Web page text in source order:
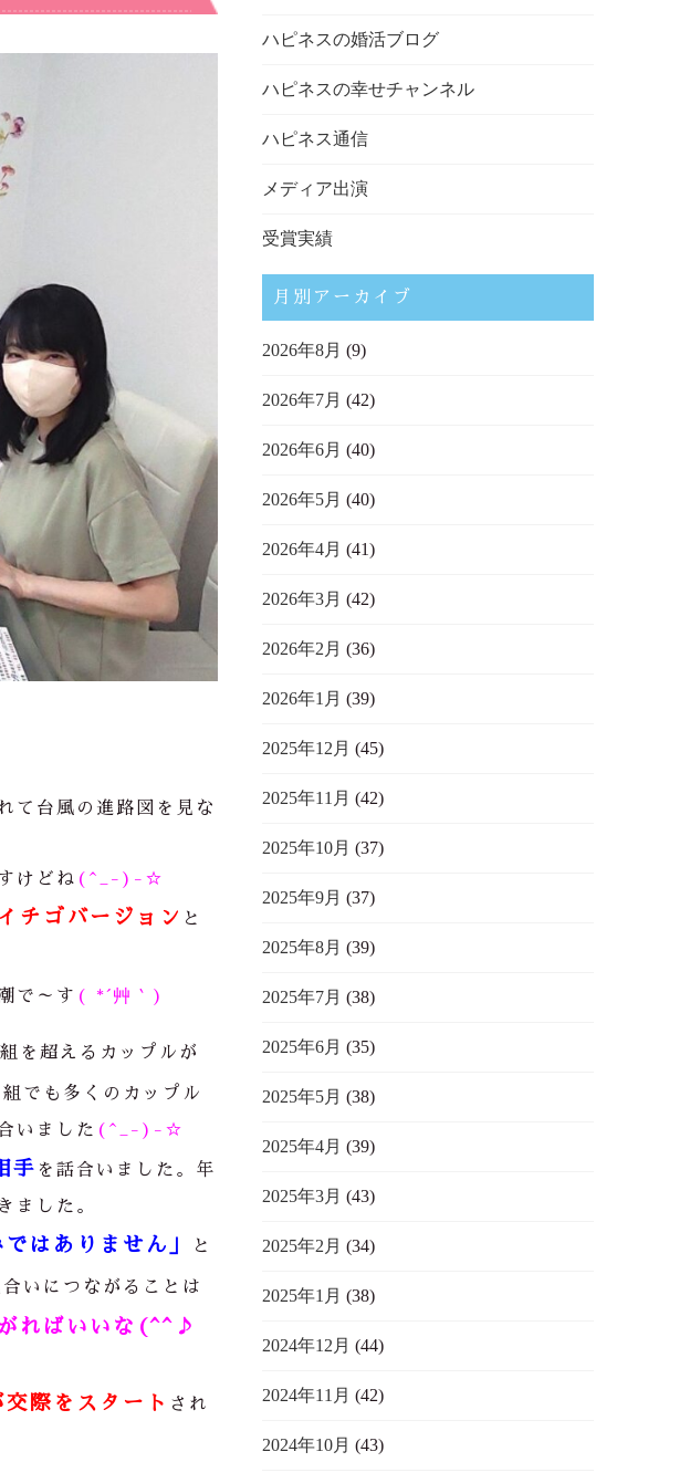
て台風の進路図を見な
けどね (^_-)-☆
チゴバージョン と
で～す ( *´艸｀)
を超えるカップルが
でも多くのカップル
いました (^_-)-☆
手 を話合いました。年
ました。
ではありません」 と
いにつながることは
ればいいな(^^♪
交際をスタート され
ハピネスの婚活ブログ
ハピネスの幸せチャンネル
ハピネス通信
メディア出演
受賞実績
月別アーカイブ
2026年8月 (9)
2026年7月 (42)
2026年6月 (40)
2026年5月 (40)
2026年4月 (41)
2026年3月 (42)
2026年2月 (36)
2026年1月 (39)
2025年12月 (45)
2025年11月 (42)
2025年10月 (37)
2025年9月 (37)
2025年8月 (39)
2025年7月 (38)
2025年6月 (35)
2025年5月 (38)
2025年4月 (39)
2025年3月 (43)
2025年2月 (34)
2025年1月 (38)
2024年12月 (44)
2024年11月 (42)
2024年10月 (43)